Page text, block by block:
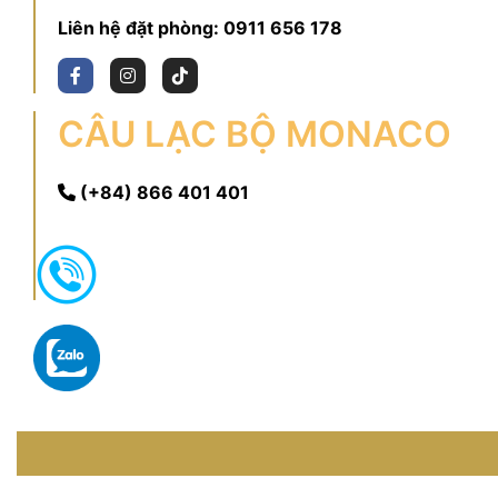
Liên hệ đặt phòng: 0911 656 178
CÂU LẠC BỘ MONACO
(+84) 866 401 401